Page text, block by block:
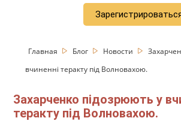
Главная Блог Новости
вчиненні теракту під Волновахою.
Захарченко підозрюють у
теракту під Волновахою.